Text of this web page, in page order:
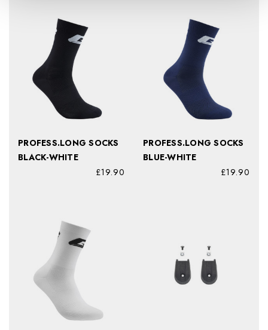
PROFESS.LONG SOCKS
BLACK-WHITE
£19.90
PROFESS.LONG SOCKS
BLUE-WHITE
£19.90